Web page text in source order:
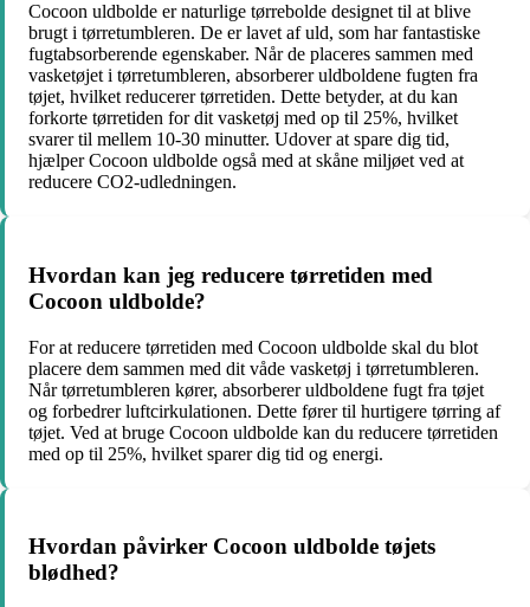
Cocoon uldbolde er naturlige tørrebolde designet til at blive
brugt i tørretumbleren. De er lavet af uld, som har fantastiske
fugtabsorberende egenskaber. Når de placeres sammen med
vasketøjet i tørretumbleren, absorberer uldboldene fugten fra
tøjet, hvilket reducerer tørretiden. Dette betyder, at du kan
forkorte tørretiden for dit vasketøj med op til 25%, hvilket
svarer til mellem 10-30 minutter. Udover at spare dig tid,
hjælper Cocoon uldbolde også med at skåne miljøet ved at
reducere CO2-udledningen.
Hvordan kan jeg reducere tørretiden med
Cocoon uldbolde?
For at reducere tørretiden med Cocoon uldbolde skal du blot
placere dem sammen med dit våde vasketøj i tørretumbleren.
Når tørretumbleren kører, absorberer uldboldene fugt fra tøjet
og forbedrer luftcirkulationen. Dette fører til hurtigere tørring af
tøjet. Ved at bruge Cocoon uldbolde kan du reducere tørretiden
med op til 25%, hvilket sparer dig tid og energi.
Hvordan påvirker Cocoon uldbolde tøjets
blødhed?